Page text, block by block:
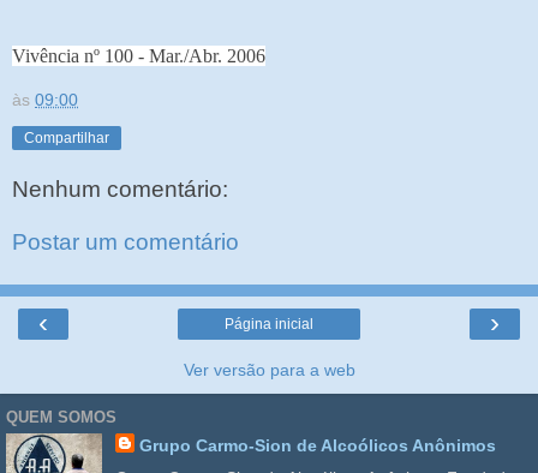
Vivência nº 100 - Mar./Abr. 2006
às 09:00
Compartilhar
Nenhum comentário:
Postar um comentário
‹ ›
Página inicial
Ver versão para a web
QUEM SOMOS
Grupo Carmo-Sion de Alcoólicos Anônimos